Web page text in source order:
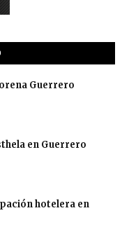
Guerrero
en Guerrero
hotelera en